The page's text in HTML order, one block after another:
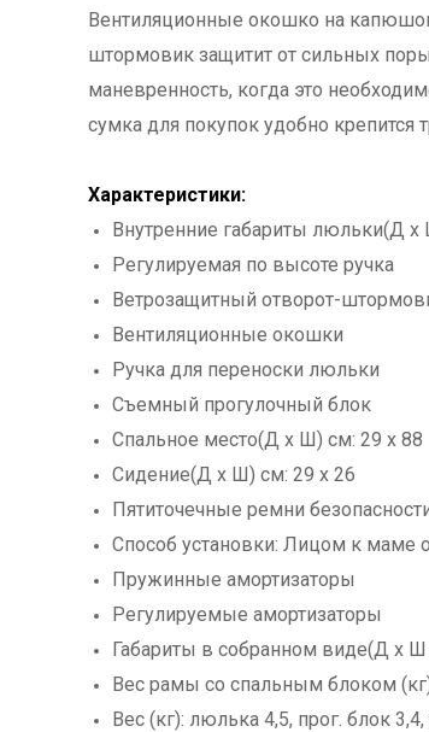
Вентиляционные окошко на
штормовик защитит от сильных
маневренность, когда это
сумка для покупок удобно крепится
Характеристики:
Внутренние габариты люльки(Д х
Регулируемая по высоте ручка
Ветрозащитный отворот-
Вентиляционные окошки
Ручка для переноски люльки
Съемный прогулочный блок
Спальное место(Д х Ш) см: 29 х 88
Сидение(Д х Ш) см: 29 х 26
Пятиточечные ремни
Способ установки: Лицом к маме
Пружинные амортизаторы
Регулируемые амортизаторы
Габариты в собранном виде(Д х Ш
Вес рамы со спальным блоком
Вес (кг): люлька 4,5, прог. блок